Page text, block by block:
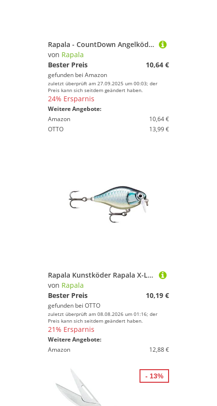
Rapala - CountDown Angelköder - Angelzubehör aus Balsaholz - Süßwasser Spinnköder - Lauftiefe 0.9-1.8m - Fischköder 5cm, 5g - Hergestellt in Estland - Bleak
von Rapala
Bester Preis
10,64 €
gefunden bei Amazon
zuletzt überprüft am 27.09.2025 um 00:03; der
Preis kann sich seitdem geändert haben.
24% Ersparnis
Weitere Angebote:
Amazon
10,64 €
OTTO
13,99 €
Rapala Kunstköder Rapala X-Light Crank SR
von Rapala
Bester Preis
10,19 €
gefunden bei OTTO
zuletzt überprüft am 08.08.2026 um 01:16; der
Preis kann sich seitdem geändert haben.
21% Ersparnis
Weitere Angebote:
Amazon
12,88 €
- 13%